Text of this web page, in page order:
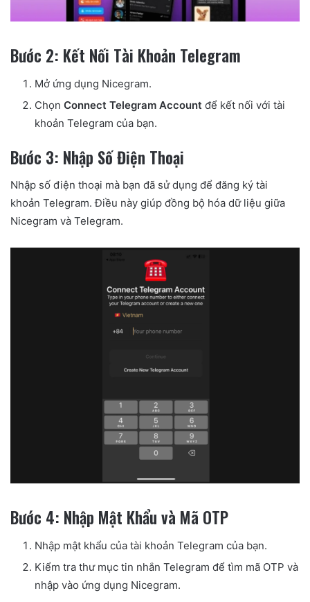
Bước 2: Kết Nối Tài Khoản Telegram
Mở ứng dụng Nicegram.
Chọn Connect Telegram Account để kết nối với tài
khoản Telegram của bạn.
Bước 3: Nhập Số Điện Thoại
Nhập số điện thoại mà bạn đã sử dụng để đăng ký tài
khoản Telegram. Điều này giúp đồng bộ hóa dữ liệu giữa
Nicegram và Telegram.
Bước 4: Nhập Mật Khẩu và Mã OTP
Nhập mật khẩu của tài khoản Telegram của bạn.
Kiểm tra thư mục tin nhắn Telegram để tìm mã OTP và
nhập vào ứng dụng Nicegram.